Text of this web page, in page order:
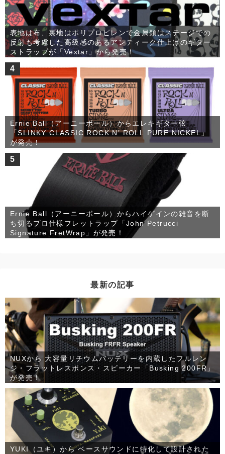
表地は布、裏地はポリプロピレンで金属類はステージでの
反射も考慮した高級感のあるアンティーク仕上げのギター
ストラップが「Vextar」から発売！
4
Ernie Ball（アーニーボール）からエレキギター弦
「SLINKY CLASSIC ROCK N’ ROLL PURE NICKEL」
が発売！
5
Ernie Ball（アーニーボール）からハイゲインの雑音を断
ち切るプロ仕様フレットラップ「John Petrucci
Signature FretWrap」が発売！
最新の記事
NUXから 大容量リチウムバッテリーを内蔵したフルレン
ジ・フラットレスポンス・スピーカー「Busking 200FR」
が発売！
YUKI（ユキ）から ベースサウンドに特化して設計された